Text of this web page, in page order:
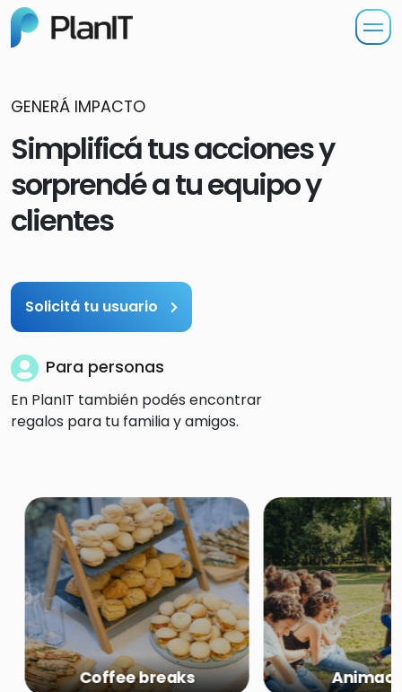
GENERÁ IMPACTO
Simplificá tus acciones y
sorprendé a tu equipo y
clientes
Solicitá tu usuario
Para personas
En PlanIT también podés encontrar
regalos para tu familia y amigos.
Coffee breaks